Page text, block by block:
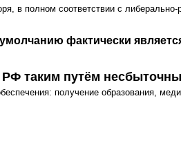
в полном соответствии с
фактически
таким путём
получение образования,